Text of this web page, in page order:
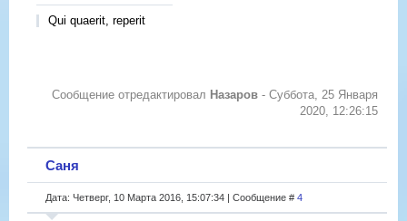
Qui quaerit, reperit
Сообщение отредактировал Назаров - Суббота, 25 Января
2020, 12:26:15
Саня
Дата: Четверг, 10 Марта 2016, 15:07:34 | Сообщение # 4